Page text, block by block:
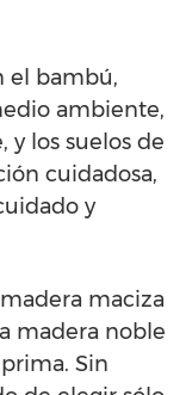
el bambú,
ambiente,
y los suelos de
cuidadosa,
y
maciza
madera noble
Sin